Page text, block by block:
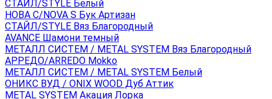
СТАЙЛ/STYLE Белый
НОВА С/NOVA S Бук Артизан
СТАЙЛ/STYLE Вяз Благородный
AVANCE Шамони темный
МЕТАЛЛ СИСТЕМ / METAL SYSTEM Вяз Благородный
АРРЕДО/ARREDO Mokko
МЕТАЛЛ СИСТЕМ / METAL SYSTEM Белый
ОНИКС ВУД / ONIX WOOD Дуб Аттик
METAL SYSTEM Акация Лорка